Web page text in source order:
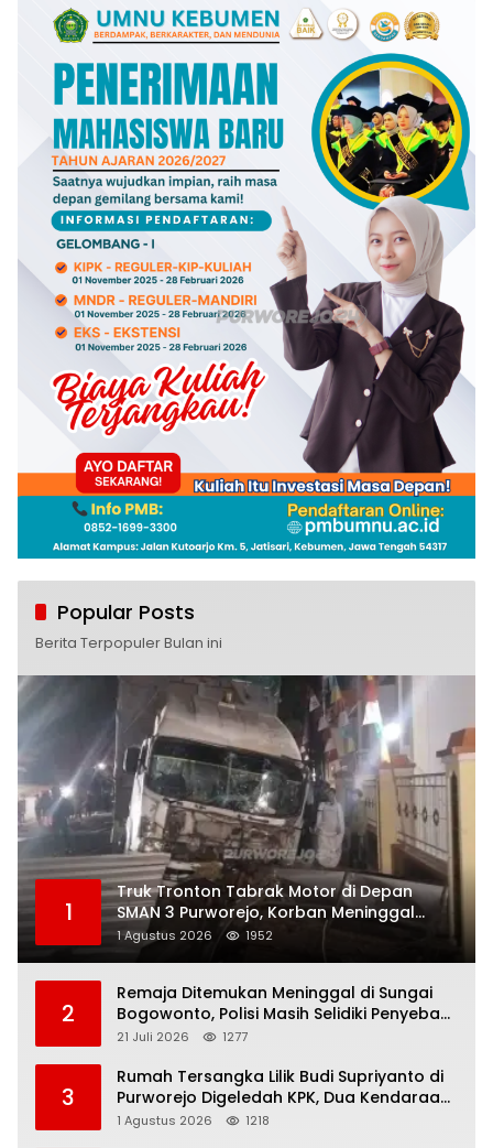
Popular Posts
Berita Terpopuler Bulan ini
1
Truk Tronton Tabrak Motor di Depan
SMAN 3 Purworejo, Korban Meninggal
Dunia, Polisi Masih Selidiki Penyebab
1 Agustus 2026 1952
2
Remaja Ditemukan Meninggal di Sungai
Bogowonto, Polisi Masih Selidiki Penyebab
Kematian
21 Juli 2026 1277
3
Rumah Tersangka Lilik Budi Supriyanto di
Purworejo Digeledah KPK, Dua Kendaraan
Diamankan
1 Agustus 2026 1218